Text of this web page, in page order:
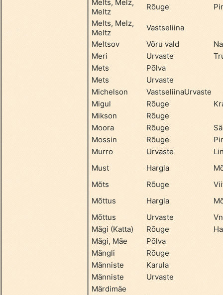
Melts, Melz,
Meltz
Rõuge
Melts, Melz,
Meltz
Vastseliina
Meltsov
Võru vald
Meri
Urvaste
Mets
Põlva
Mets
Urvaste
Michelson
VastseliinaUrvaste
Migul
Rõuge
Mikson
Rõuge
Moora
Rõuge
Mossin
Rõuge
Murro
Urvaste
Must
Hargla
Mõts
Rõuge
Mõttus
Hargla
Mõttus
Urvaste
Mägi (Katta)
Rõuge
Mägi, Mäe
Põlva
Mängli
Rõuge
Männiste
Karula
Männiste
Urvaste
Märdimäe